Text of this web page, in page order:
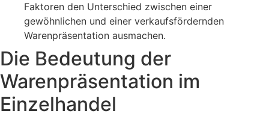
Faktoren den Unterschied zwischen einer
gewöhnlichen und einer verkaufsfördernden
Warenpräsentation ausmachen.
Die Bedeutung der
Warenpräsentation im
Einzelhandel